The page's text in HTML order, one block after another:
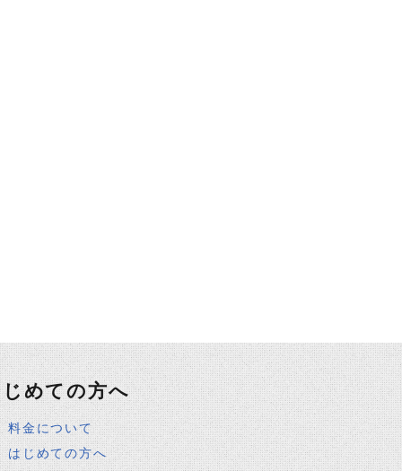
めての方へ
料金について
はじめての方へ